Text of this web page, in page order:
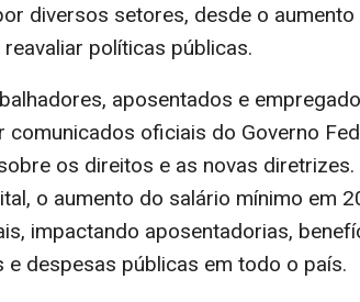
diversos setores, desde o
políticas públicas.
aposentados e
comunicados oficiais do Governo
os direitos e as novas
o aumento do salário mínimo em
impactando aposentadorias,
despesas públicas em todo o país.